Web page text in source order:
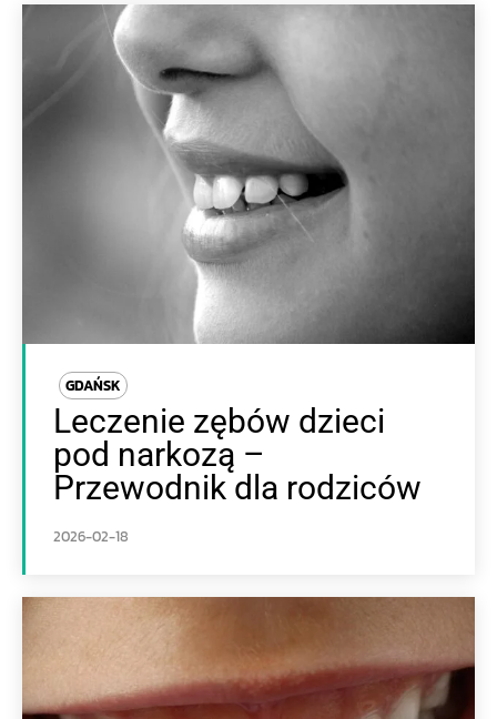
GDAŃSK
Leczenie zębów dzieci
pod narkozą –
Przewodnik dla rodziców
2026-02-18